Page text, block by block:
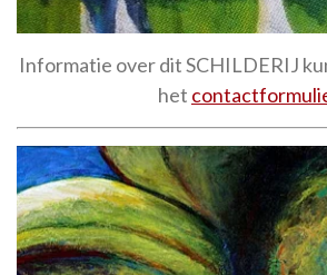
Informatie over dit SCHILDERIJ
het